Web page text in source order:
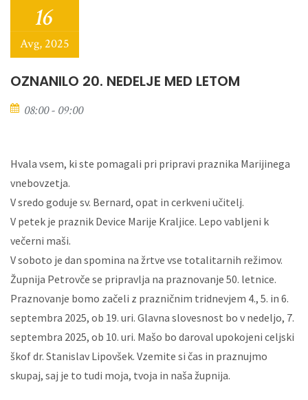
16
Avg, 2025
OZNANILO 20. NEDELJE MED LETOM
08:00 - 09:00
Hvala vsem, ki ste pomagali pri pripravi praznika Marijinega
vnebovzetja.
V sredo goduje sv. Bernard, opat in cerkveni učitelj.
V petek je praznik Device Marije Kraljice. Lepo vabljeni k
večerni maši.
V soboto je dan spomina na žrtve vse totalitarnih režimov.
Župnija Petrovče se pripravlja na praznovanje 50. letnice.
Praznovanje bomo začeli z prazničnim tridnevjem 4., 5. in 6.
septembra 2025, ob 19. uri. Glavna slovesnost bo v nedeljo, 7.
septembra 2025, ob 10. uri. Mašo bo daroval upokojeni celjski
škof dr. Stanislav Lipovšek. Vzemite si čas in praznujmo
skupaj, saj je to tudi moja, tvoja in naša župnija.